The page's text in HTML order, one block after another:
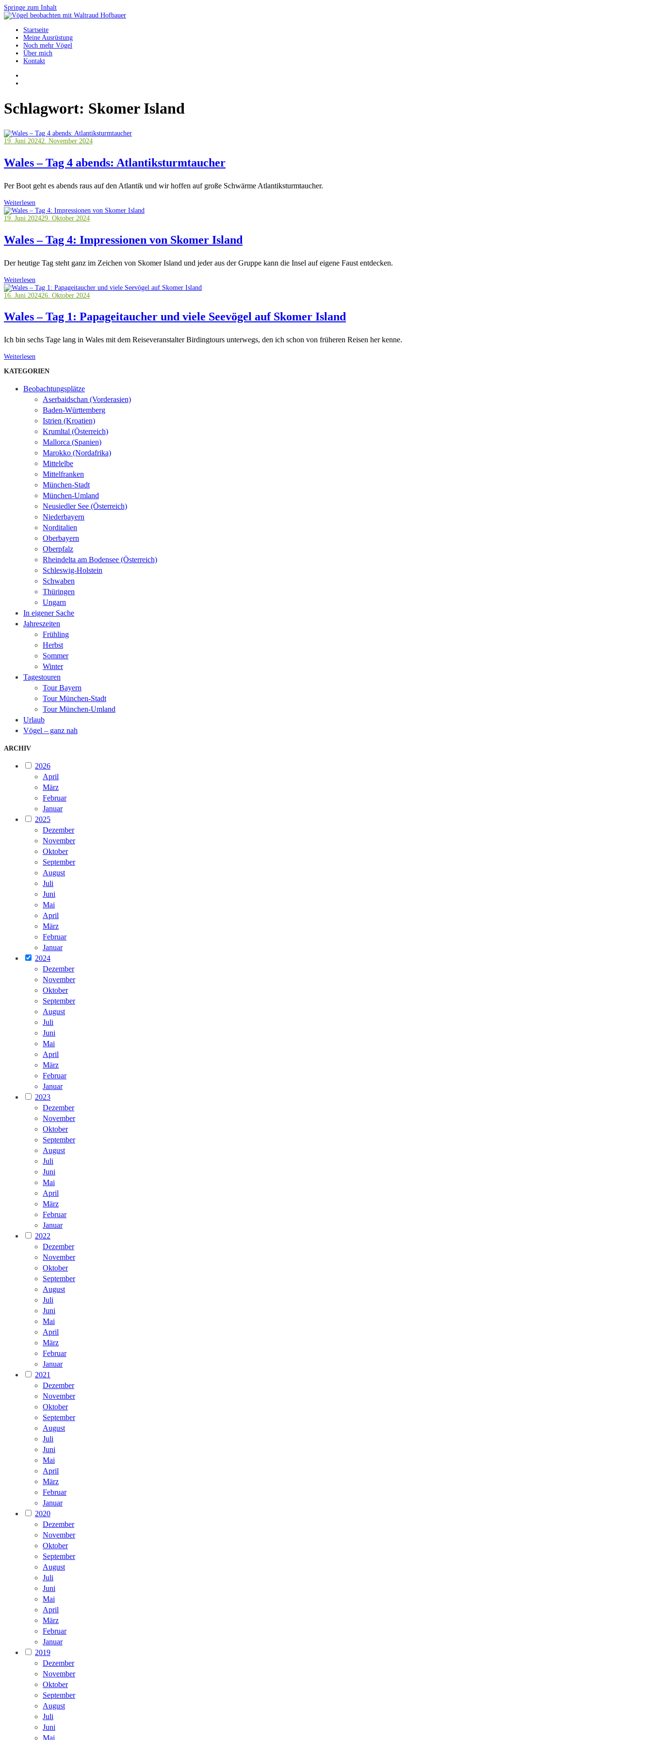
Springe zum Inhalt
Vögel beobachten mit Waltraud Hofbauer
Startseite
Meine Ausrüstung
Noch mehr Vögel
Über mich
Kontakt
Schlagwort: Skomer Island
19. Juni 20242. November 2024
Wales – Tag 4 abends: Atlantiksturmtaucher
Per Boot geht es abends raus auf den Atlantik und wir hoffen auf große Schwärme Atlantiksturmtaucher.
Weiterlesen
19. Juni 202429. Oktober 2024
Wales – Tag 4: Impressionen von Skomer Island
Der heutige Tag steht ganz im Zeichen von Skomer Island und jeder aus der Gruppe kann die Insel auf eigene Faust entdecken.
Weiterlesen
16. Juni 202426. Oktober 2024
Wales – Tag 1: Papageitaucher und viele Seevögel auf Skomer Island
Ich bin sechs Tage lang in Wales mit dem Reiseveranstalter Birdingtours unterwegs, den ich schon von früheren Reisen her kenne.
Weiterlesen
KATEGORIEN
Beobachtungsplätze
Aserbaidschan (Vorderasien)
Baden-Württemberg
Istrien (Kroatien)
Krumltal (Österreich)
Mallorca (Spanien)
Marokko (Nordafrika)
Mittelelbe
Mittelfranken
München-Stadt
München-Umland
Neusiedler See (Österreich)
Niederbayern
Norditalien
Oberbayern
Oberpfalz
Rheindelta am Bodensee (Österreich)
Schleswig-Holstein
Schwaben
Thüringen
Ungarn
In eigener Sache
Jahreszeiten
Frühling
Herbst
Sommer
Winter
Tagestouren
Tour Bayern
Tour München-Stadt
Tour München-Umland
Urlaub
Vögel – ganz nah
ARCHIV
2026
April
März
Februar
Januar
2025
Dezember
November
Oktober
September
August
Juli
Juni
Mai
April
März
Februar
Januar
2024
Dezember
November
Oktober
September
August
Juli
Juni
Mai
April
März
Februar
Januar
2023
Dezember
November
Oktober
September
August
Juli
Juni
Mai
April
März
Februar
Januar
2022
Dezember
November
Oktober
September
August
Juli
Juni
Mai
April
März
Februar
Januar
2021
Dezember
November
Oktober
September
August
Juli
Juni
Mai
April
März
Februar
Januar
2020
Dezember
November
Oktober
September
August
Juli
Juni
Mai
April
März
Februar
Januar
2019
Dezember
November
Oktober
September
August
Juli
Juni
Mai